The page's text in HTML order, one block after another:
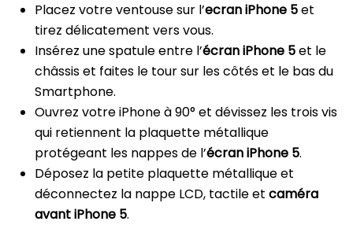
Placez votre ventouse sur l’ecran iPhone 5et
tirez délicatement vers vous.
Insérez une spatule entre l’écran iPhone 5et le
châssis et faites le tour sur les côtés et le bas du
Smartphone.
Ouvrez votre iPhone à 90° et dévissez les trois vis
qui retiennent la plaquette métallique
protégeant les nappes de l’écran iPhone 5.
Déposez la petite plaquette métallique et
déconnectez la nappe LCD, tactile et caméra
avant iPhone 5.